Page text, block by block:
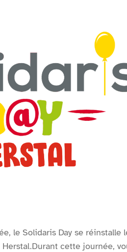
le Solidaris Day se réinstalle
cette journée,